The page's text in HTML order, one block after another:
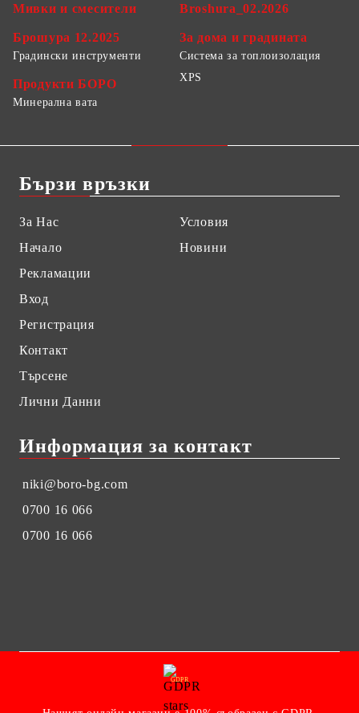
Мивки и смесители
Брошура 12.2025
Broshura_02.2026
За дома и градината
Градински инструменти
Продукти БОРО
Система за топлоизолация
XPS
Минерална вата
Бързи връзки
За Нас
Начало
Рекламации
Вход
Регистрация
Контакт
Търсене
Лични Данни
Условия
Новини
Информация за контакт
niki@boro-bg.com
0700 16 066
0700 16 066
GDPR